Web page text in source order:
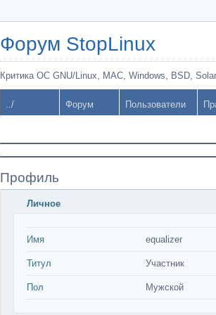
Форум StopLinux
Критика ОС GNU/Linux, MAC, Windows, BSD,
../ Форум Пользователи
Профиль
Личное
Имя equalizer
Титул Участник
Пол Мужской